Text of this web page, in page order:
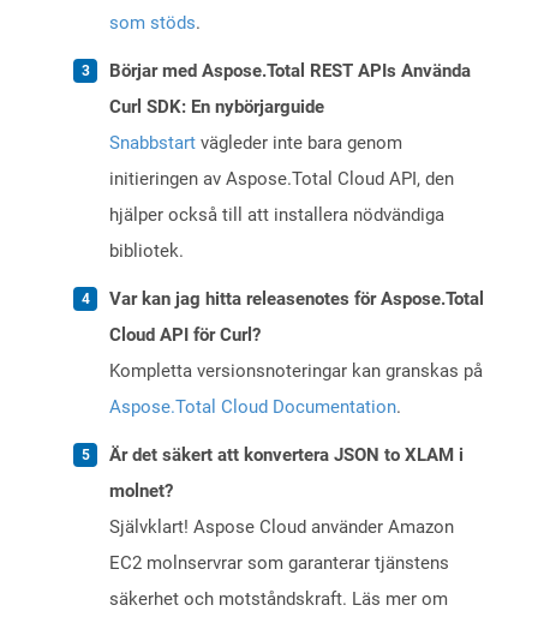
som stöds.
Börjar med Aspose.Total REST APIs Använda
Curl SDK: En nybörjarguide
Snabbstart vägleder inte bara genom
initieringen av Aspose.Total Cloud API, den
hjälper också till att installera nödvändiga
bibliotek.
Var kan jag hitta releasenotes för Aspose.Total
Cloud API för Curl?
Kompletta versionsnoteringar kan granskas på
Aspose.Total Cloud Documentation.
Är det säkert att konvertera JSON to XLAM i
molnet?
Självklart! Aspose Cloud använder Amazon
EC2 molnservrar som garanterar tjänstens
säkerhet och motståndskraft. Läs mer om